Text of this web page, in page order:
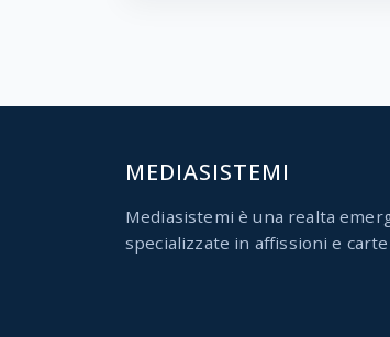
MEDIASISTEMI
Mediasistemi è una realta
specializzate in affissioni e